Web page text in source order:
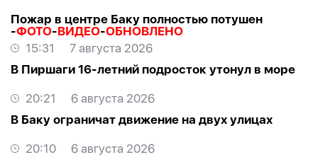
Пожар в центре Баку полностью потушен
-ФОТО-ВИДЕО-ОБНОВЛЕНО
15:31
7 августа 2026
В Пиршаги 16-летний подросток утонул в море
20:21
6 августа 2026
В Баку ограничат движение на двух улицах
20:10
6 августа 2026